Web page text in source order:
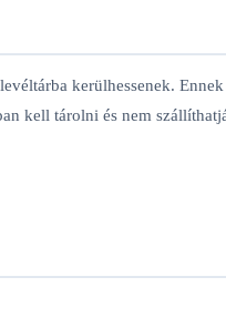
kerülhessenek.
kell tárolni és nem